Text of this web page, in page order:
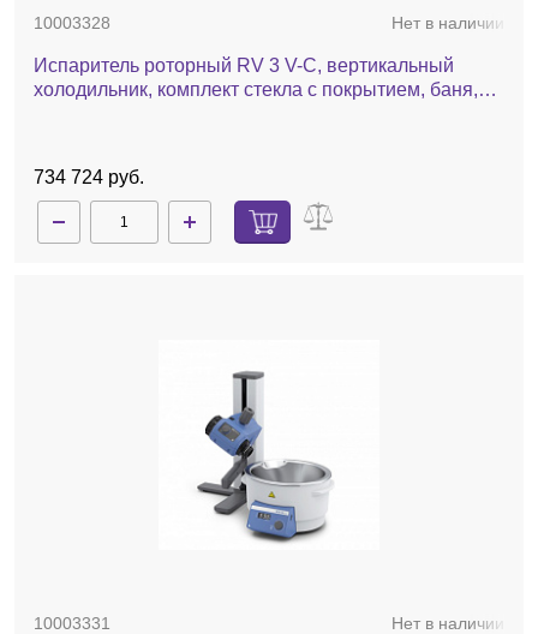
10003328 Нет в наличии
Испаритель роторный RV 3 V-C, вертикальный
холодильник, комплект стекла c покрытием, баня,
734 724 руб.
10003331 Нет в наличии